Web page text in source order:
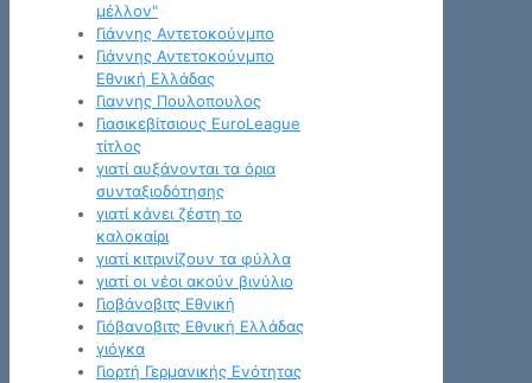
μέλλον"
Γιάννης Αντετοκούνμπο
Γιάννης Αντετοκούνμπο
Εθνική Ελλάδας
Γιαννης Πουλοπουλος
Γιασικεβίτσιους EuroLeague
τίτλος
γιατί αυξάνονται τα όρια
συνταξιοδότησης
γιατί κάνει ζέστη το
καλοκαίρι
γιατί κιτρινίζουν τα φύλλα
γιατί οι νέοι ακούν βινύλιο
Γιοβάνοβιτς Εθνική
Γιόβανοβιτς Εθνική Ελλάδας
γιόγκα
Γιορτή Γερμανικής Ενότητας